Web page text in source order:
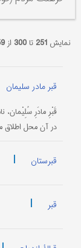
نمایش 251تا300 از
قبر مادر سلیمان
قَبْرِ مادَرِ سُلِیْمان،
در آن محل
قبرستان |
قبر |